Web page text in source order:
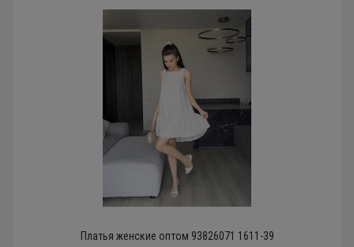
Платья женские оптом 93826071 1611-39